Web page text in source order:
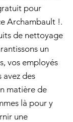
pour
Archambault !.
de nettoyage
un
vos employés
avez des
matière de
là pour y
une